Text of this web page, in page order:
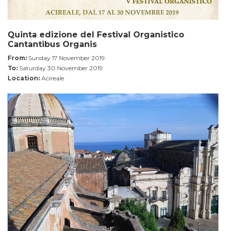
Quinta edizione del Festival Organistico
Cantantibus Organis
From: Sunday 17 November 2019
To: Saturday 30 November 2019
Location: Acireale